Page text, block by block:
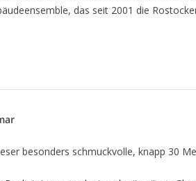
das seit 2001 die
besonders schmuckvolle, knapp 30